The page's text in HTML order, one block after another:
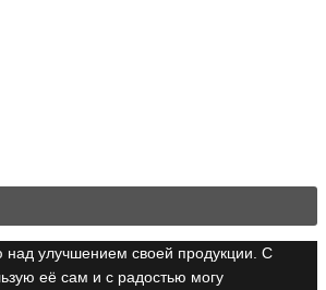
над улучшением своей продукции. С
её сам и с радостью могу